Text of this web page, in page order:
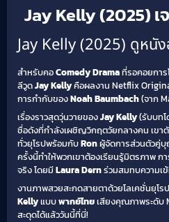
Jay Kelly (2025) เ
Jay Kelly (2025) ดูหนั
สำหรับคอComedy Dramaที่รอคอยกา
ลีวูดJay Kellyคือผลงาน Netflix
การกำกับของNoah Baumbach(จาก
เรื่องราวสุดวุ่นวายของJay Kelly(รับบทโ
ชื่อดังที่กำลังเผชิญวิกฤตวัยกลางคน เข
ทั่วยุโรปพร้อมกับRonผู้จัดการส่วนตัวคู่
ครั้งนี้ทำให้พวกเขาต้องเรียนรู้มิตรภาพ ก
จริง โดยมีLaura Dernร่วมสมทบความเ
งานภาพสวยสะกดสายตาด้วยโลเคชั่นยุโ
Kellyแบบพากย์ไทยเสียงคุณภาพระดับ
สะดุดได้แล้ววันนี้ที่นี่!